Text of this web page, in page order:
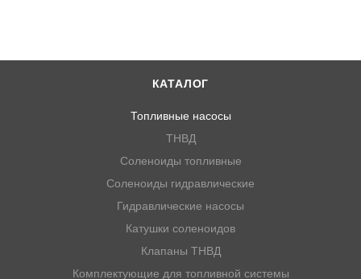
КАТАЛОГ
Топливные насосы
ТНВД
Соленоиды топливные
Соленоиды гидравлические
Гидравлические насосы
Катушки соленоидов
Клапаны ТНВД
Комплектующие для топливной системы